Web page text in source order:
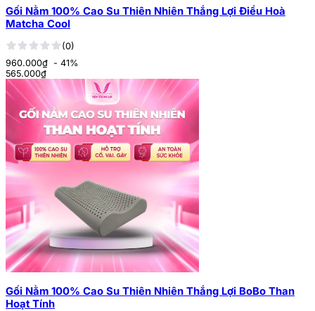
Gối Nằm 100% Cao Su Thiên Nhiên Thắng Lợi Điều Hoà
Matcha Cool
(0)
960.000₫ - 41%
565.000₫
Gối Nằm 100% Cao Su Thiên Nhiên Thắng Lợi BoBo Than
Hoạt Tính